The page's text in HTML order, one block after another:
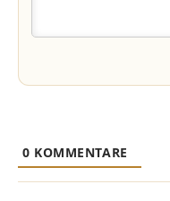
0 KOMMENTARE